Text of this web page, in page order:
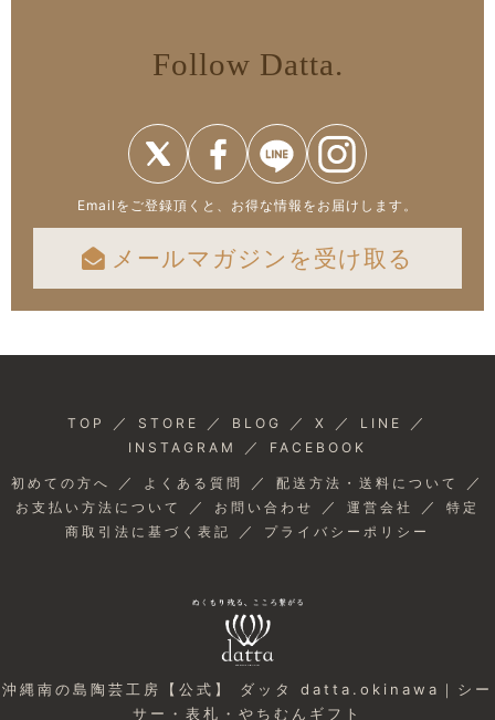
Follow Datta.
Emailをご登録頂くと、お得な情報をお届けします。
メールマガジンを受け取る
TOP ／ STORE ／ BLOG ／ X ／ LINE ／
INSTAGRAM ／ FACEBOOK
初めての方へ ／ よくある質問 ／ 配送方法・送料について ／
お支払い方法について ／ お問い合わせ ／ 運営会社 ／ 特定
商取引法に基づく表記
／ プライバシーポリシー
沖縄南の島陶芸工房【公式】 ダッタ datta.okinawa｜シー
サー・表札・やちむんギフト